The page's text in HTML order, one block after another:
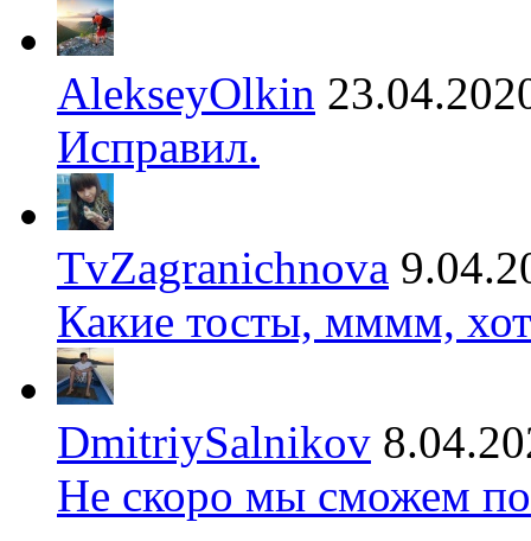
AlekseyOlkin
Исправил.
TvZagranichnova
Какие тосты, мммм,
DmitriySalnikov
Не скоро мы сможем